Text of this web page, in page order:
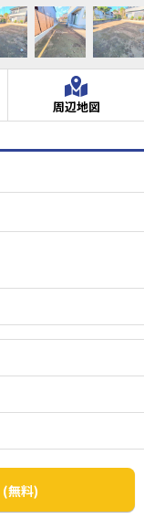
周辺地図
(無料)